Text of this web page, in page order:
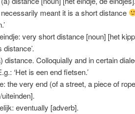
meant it is a short distance
very short distance [noun] [het
distance’.
distance. Colloquially and in certain
‘Het is een end fietsen.’
the very end (of a street, a piece of
eventually [adverb].